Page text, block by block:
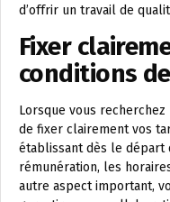
d’offrir un travail de
Fixer
conditions
Lorsque vous
de fixer clairement vos
établissant dès le départ
rémunération, les
autre aspect important,